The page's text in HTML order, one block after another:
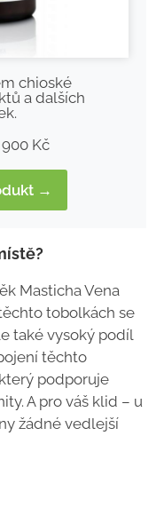
chioské
a dalších
900 Kč
→
Masticha Vena
tobolkách se
také vysoký podíl
těchto
podporuje
A pro váš klid – u
žádné vedlejší